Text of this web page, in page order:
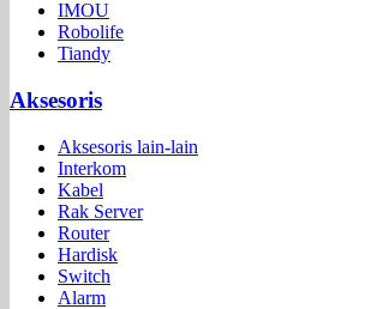
IMOU
Robolife
Tiandy
Aksesoris
Aksesoris lain-lain
Interkom
Kabel
Rak Server
Router
Hardisk
Switch
Alarm